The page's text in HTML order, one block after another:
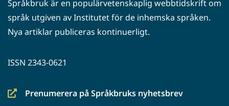
Språkbruk är en populärvetenskaplig webbtidskrift om
språk utgiven av Institutet för de inhemska språken.
Nya artiklar publiceras kontinuerligt.
ISSN 2343-0621
Prenumerera på Språkbruks nyhetsbrev
(siirryt